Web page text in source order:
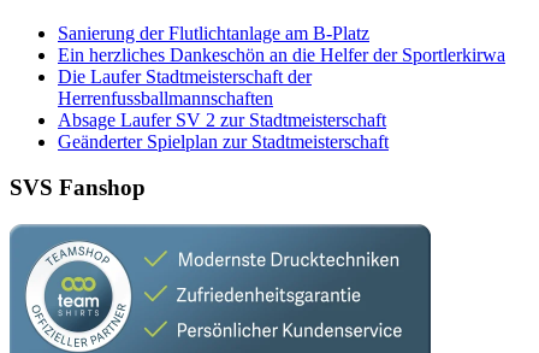
Sanierung der Flutlichtanlage am B‑Platz
Ein herzliches Dankeschön an die Helfer der Sportlerkirwa
Die Laufer Stadtmeisterschaft der
Herrenfussballmannschaften
Absage Laufer SV 2 zur Stadtmeisterschaft
Geänderter Spielplan zur Stadtmeisterschaft
SVS Fanshop